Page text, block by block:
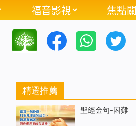
福音影視 焦點
精選推薦
聖經金句-困難